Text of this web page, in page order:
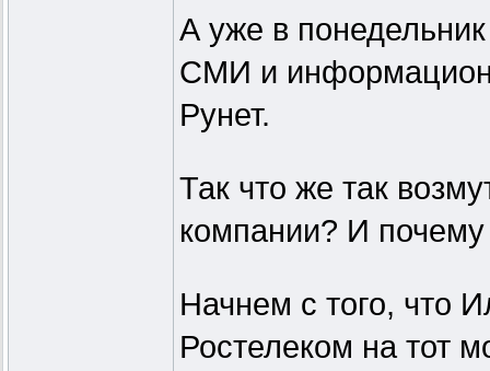
А уже в
СМИ и
Рунет.
Так что же так
компании? И почему
Начнем с того, что
Ростелеком на тот